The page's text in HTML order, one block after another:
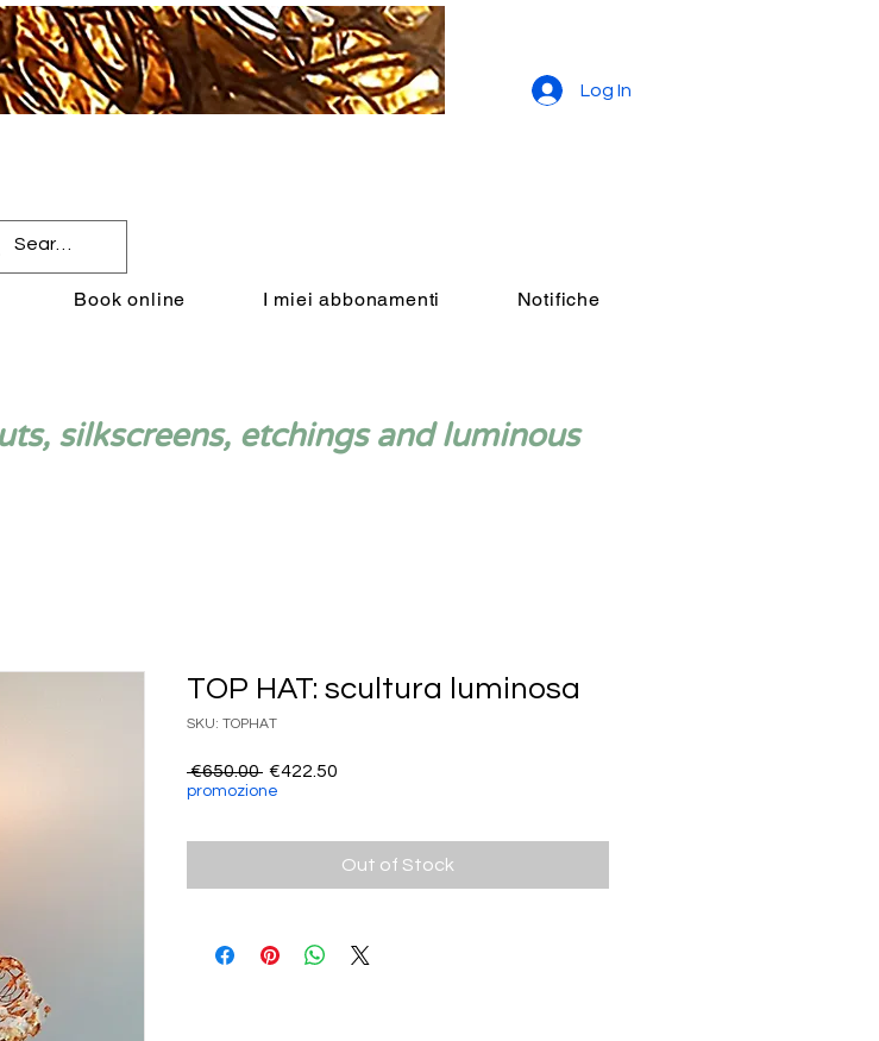
Log In
Book online I miei abbonamenti Notifiche
silkscreens, etchings and luminous
TOP HAT: scultura luminosa
SKU: TOPHAT
€650.00 Regular
Price
€422.50
promozione
Out of Stock